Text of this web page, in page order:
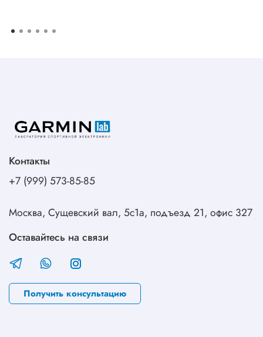
Контакты
+7 (999) 573-85-85
Москва, Сущевский вал, 5с1а, подъезд 21, офис 327
Оставайтесь на связи
Получить консультацию